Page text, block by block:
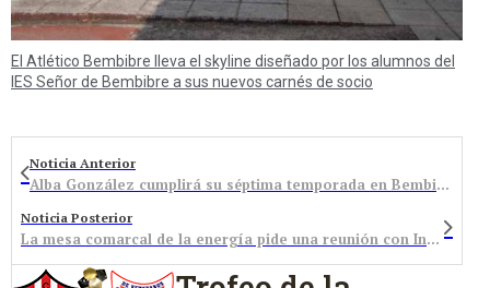
El Atlético Bembibre lleva el skyline diseñado por los alumnos del
IES Señor de Bembibre a sus nuevos carnés de socio
Noticia Anterior
Alba González cumplirá su séptima temporada en Bembibre
Noticia Posterior
La mesa comarcal de la energía pide una reunión con Industria con el apoyo de los municipios bercianos